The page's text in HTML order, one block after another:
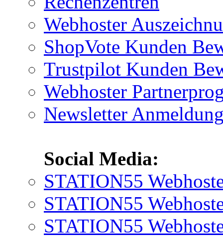
Webhoster
ShopVote Kunden
Trustpilot Kunden
Webhoster
Newsletter
Social Media:
STATION55
STATION55
STATION55